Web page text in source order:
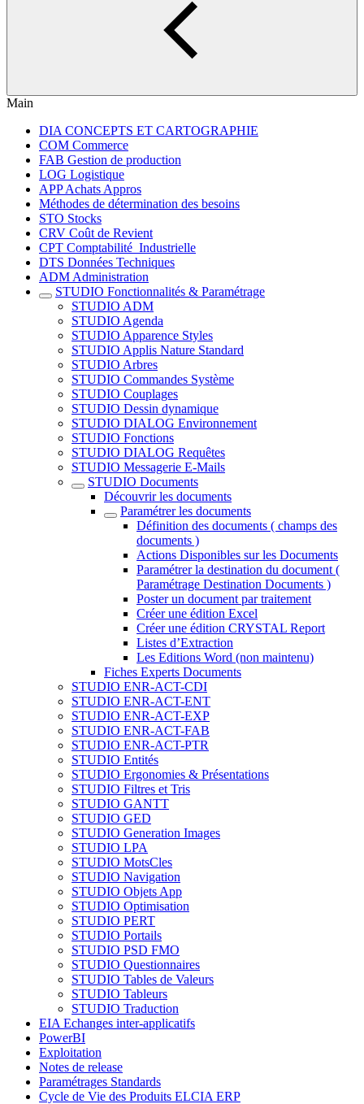
Main
DIA CONCEPTS ET CARTOGRAPHIE
COM Commerce
FAB Gestion de production
LOG Logistique
APP Achats Appros
Méthodes de détermination des besoins
STO Stocks
CRV Coût de Revient
CPT Comptabilité_Industrielle
DTS Données Techniques
ADM Administration
STUDIO Fonctionnalités & Paramétrage
STUDIO ADM
STUDIO Agenda
STUDIO Apparence Styles
STUDIO Applis Nature Standard
STUDIO Arbres
STUDIO Commandes Système
STUDIO Couplages
STUDIO Dessin dynamique
STUDIO DIALOG Environnement
STUDIO Fonctions
STUDIO DIALOG Requêtes
STUDIO Messagerie E-Mails
STUDIO Documents
Découvrir les documents
Paramétrer les documents
Définition des documents ( champs des
documents )
Actions Disponibles sur les Documents
Paramétrer la destination du document (
Paramétrage Destination Documents )
Poster un document par traitement
Créer une édition Excel
Créer une édition CRYSTAL Report
Listes d’Extraction
Les Editions Word (non maintenu)
Fiches Experts Documents
STUDIO ENR-ACT-CDI
STUDIO ENR-ACT-ENT
STUDIO ENR-ACT-EXP
STUDIO ENR-ACT-FAB
STUDIO ENR-ACT-PTR
STUDIO Entités
STUDIO Ergonomies & Présentations
STUDIO Filtres et Tris
STUDIO GANTT
STUDIO GED
STUDIO Generation Images
STUDIO LPA
STUDIO MotsCles
STUDIO Navigation
STUDIO Objets App
STUDIO Optimisation
STUDIO PERT
STUDIO Portails
STUDIO PSD FMO
STUDIO Questionnaires
STUDIO Tables de Valeurs
STUDIO Tableurs
STUDIO Traduction
EIA Echanges inter-applicatifs
PowerBI
Exploitation
Notes de release
Paramétrages Standards
Cycle de Vie des Produits ELCIA ERP